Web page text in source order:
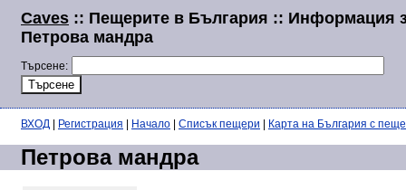
Caves :: Пещерите в България :: Информация
Петрова мандра
Търсене:
ВХОД Регистрация Начало Списък пещери Карта на България с
Петрова мандра